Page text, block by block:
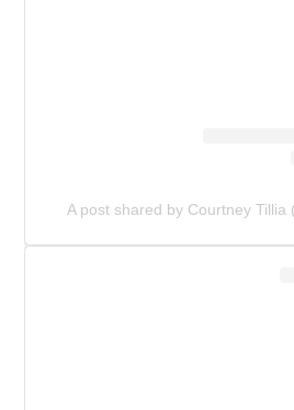
A post shared by Courtney Tillia